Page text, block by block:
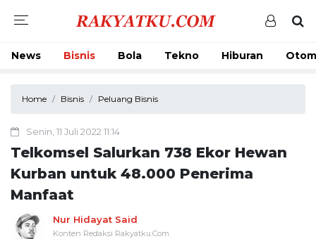
News Bisnis Bola Tekno Hiburan
Home Bisnis Peluang Bisnis
Senin, 11 Juli 2022 11:14
Telkomsel Salurkan 738 Ekor Hewan
Kurban untuk 48.000 Penerima
Manfaat
Nur Hidayat Said
Konten Redaksi Rakyatku.Com